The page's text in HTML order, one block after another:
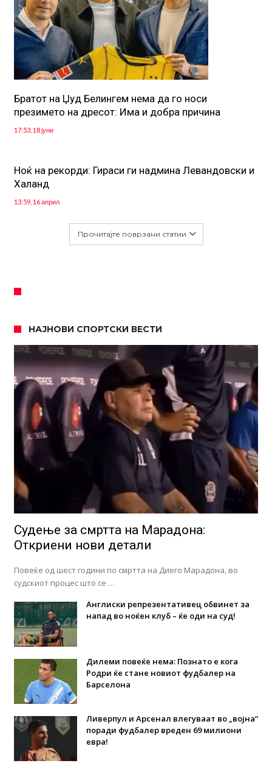
Братот на Џуд Белингем нема да го носи
презимето на дресот: Има и добра причина
17:53, 18 јуни
Ноќ на рекорди: Гираси ги надмина Левандовски и
Халанд
13:59, 16 април
Прочитајте поврзани статии
НАЈНОВИ СПОРТСКИ ВЕСТИ
Судење за смртта на Марадона:
Откриени нови детали
Повеќе од шест години по смртта на Диего Марадона, во
судскиот процес што се …
Англиски репрезентативец обвинет за
напад во ноќен клуб – ќе оди на суд!
Дилеми повеќе нема: Познато е кога
Родри ќе стане новиот фудбалер на
Барселона
Ливерпул и Арсенал влегуваат во „војна“
поради фудбалер вреден 69 милиони
евра!